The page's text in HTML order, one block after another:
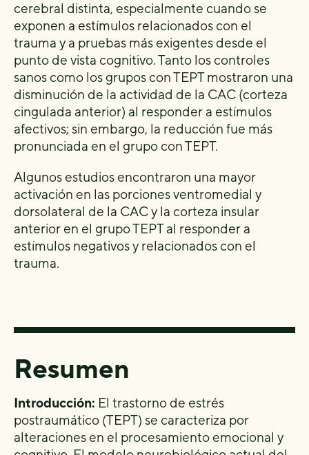
cerebral distinta, especialmente cuando se
exponen a estímulos relacionados con el
trauma y a pruebas más exigentes desde el
punto de vista cognitivo. Tanto los controles
sanos como los grupos con TEPT mostraron una
disminución de la actividad de la CAC (corteza
cingulada anterior) al responder a estímulos
afectivos; sin embargo, la reducción fue más
pronunciada en el grupo con TEPT.
Algunos estudios encontraron una mayor
activación en las porciones ventromedial y
dorsolateral de la CAC y la corteza insular
anterior en el grupo TEPT al responder a
estímulos negativos y relacionados con el
trauma.
Resumen
Introducción: El trastorno de estrés
postraumático (TEPT) se caracteriza por
alteraciones en el procesamiento emocional y